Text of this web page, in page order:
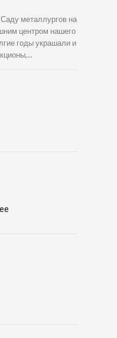
металлургов на
центром нашего
годы украшали и